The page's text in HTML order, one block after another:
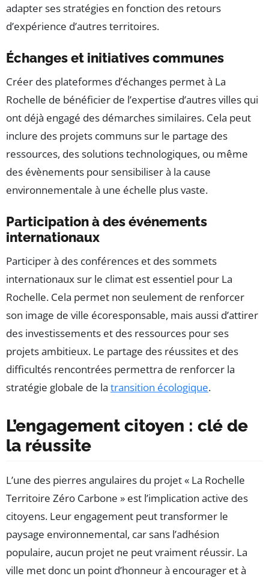
adapter ses stratégies en fonction des retours
d’expérience d’autres territoires.
Échanges et initiatives communes
Créer des plateformes d’échanges permet à La
Rochelle de bénéficier de l’expertise d’autres villes qui
ont déjà engagé des démarches similaires. Cela peut
inclure des projets communs sur le partage des
ressources, des solutions technologiques, ou même
des évènements pour sensibiliser à la cause
environnementale à une échelle plus vaste.
Participation à des événements
internationaux
Participer à des conférences et des sommets
internationaux sur le climat est essentiel pour La
Rochelle. Cela permet non seulement de renforcer
son image de ville écoresponsable, mais aussi d’attirer
des investissements et des ressources pour ses
projets ambitieux. Le partage des réussites et des
difficultés rencontrées permettra de renforcer la
stratégie globale de la transition écologique.
L’engagement citoyen : clé de
la réussite
L’une des pierres angulaires du projet « La Rochelle
Territoire Zéro Carbone » est l’implication active des
citoyens. Leur engagement peut transformer le
paysage environnemental, car sans l’adhésion
populaire, aucun projet ne peut vraiment réussir. La
ville met donc un point d’honneur à encourager et à